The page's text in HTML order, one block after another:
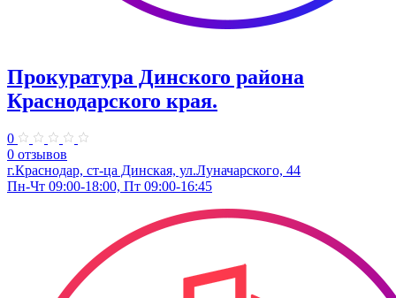
Прокуратура Динского района
Краснодарского края.
0
0 отзывов
г.Краснодар, ст-ца Динская, ул.Луначарского, 44
Пн-Чт 09:00-18:00, Пт 09:00-16:45